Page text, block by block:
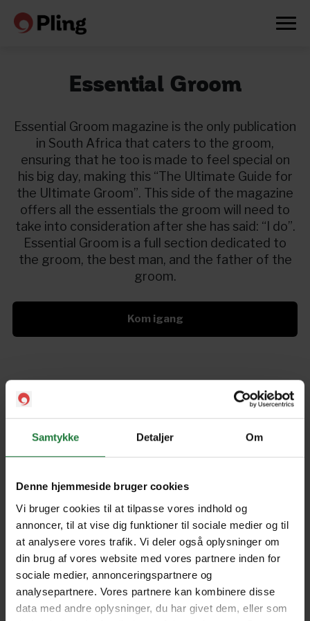
Samtykke Detaljer Om
Denne hjemmeside bruger cookies
Vi bruger cookies til at tilpasse vores indhold og
annoncer, til at vise dig funktioner til sociale medier og til
at analysere vores trafik. Vi deler også oplysninger om
din brug af vores website med vores partnere inden for
sociale medier, annonceringspartnere og
analysepartnere. Vores partnere kan kombinere disse
data med andre oplysninger, du har givet dem, eller som
Prøv en måned gratis
Essential Groom
Essential Groom magazine is the only publication
in South Africa that caters to the groom,
ensuring that he too is made to feel special on
his big day, making this “The Ultimate Guide for
the Ultimate Groom”. This side of the magazine
offers all the essentials the groom will need to
take into consideration after she has said: “I do”.
Essential Groom is a full section dedicated to
the groom, the best man, and the father of the
groom.
Kom igang
Issue 17
Issue 14
Nyt i Pling